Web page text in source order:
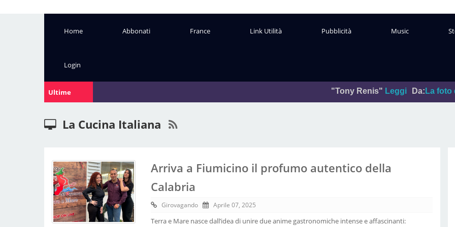
Home Abbonati France Link Utilità Pubblicità Music
Login
Ultime
"Tony Renis" Leggi Da:La foto del giorno
La Cucina Italiana
Arriva a Fiumicino il profumo autentico della
Calabria
Girovagando Aprile 07, 2025
Terra e Mare nasce dall’idea di unire due anime gastronomiche intense e affascinanti: